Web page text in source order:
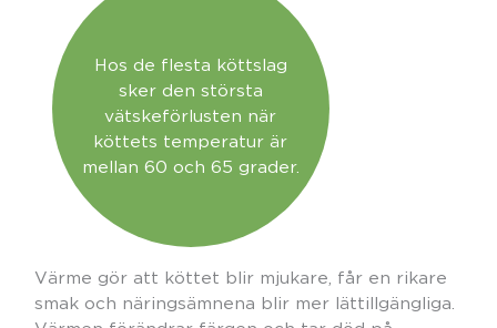
Hos de flesta köttslag
sker den största
vätskeförlusten när
köttets temperatur är
mellan 60 och 65 grader.
Värme gör att köttet blir mjukare, får en rikare
smak och näringsämnena blir mer lättillgängliga.